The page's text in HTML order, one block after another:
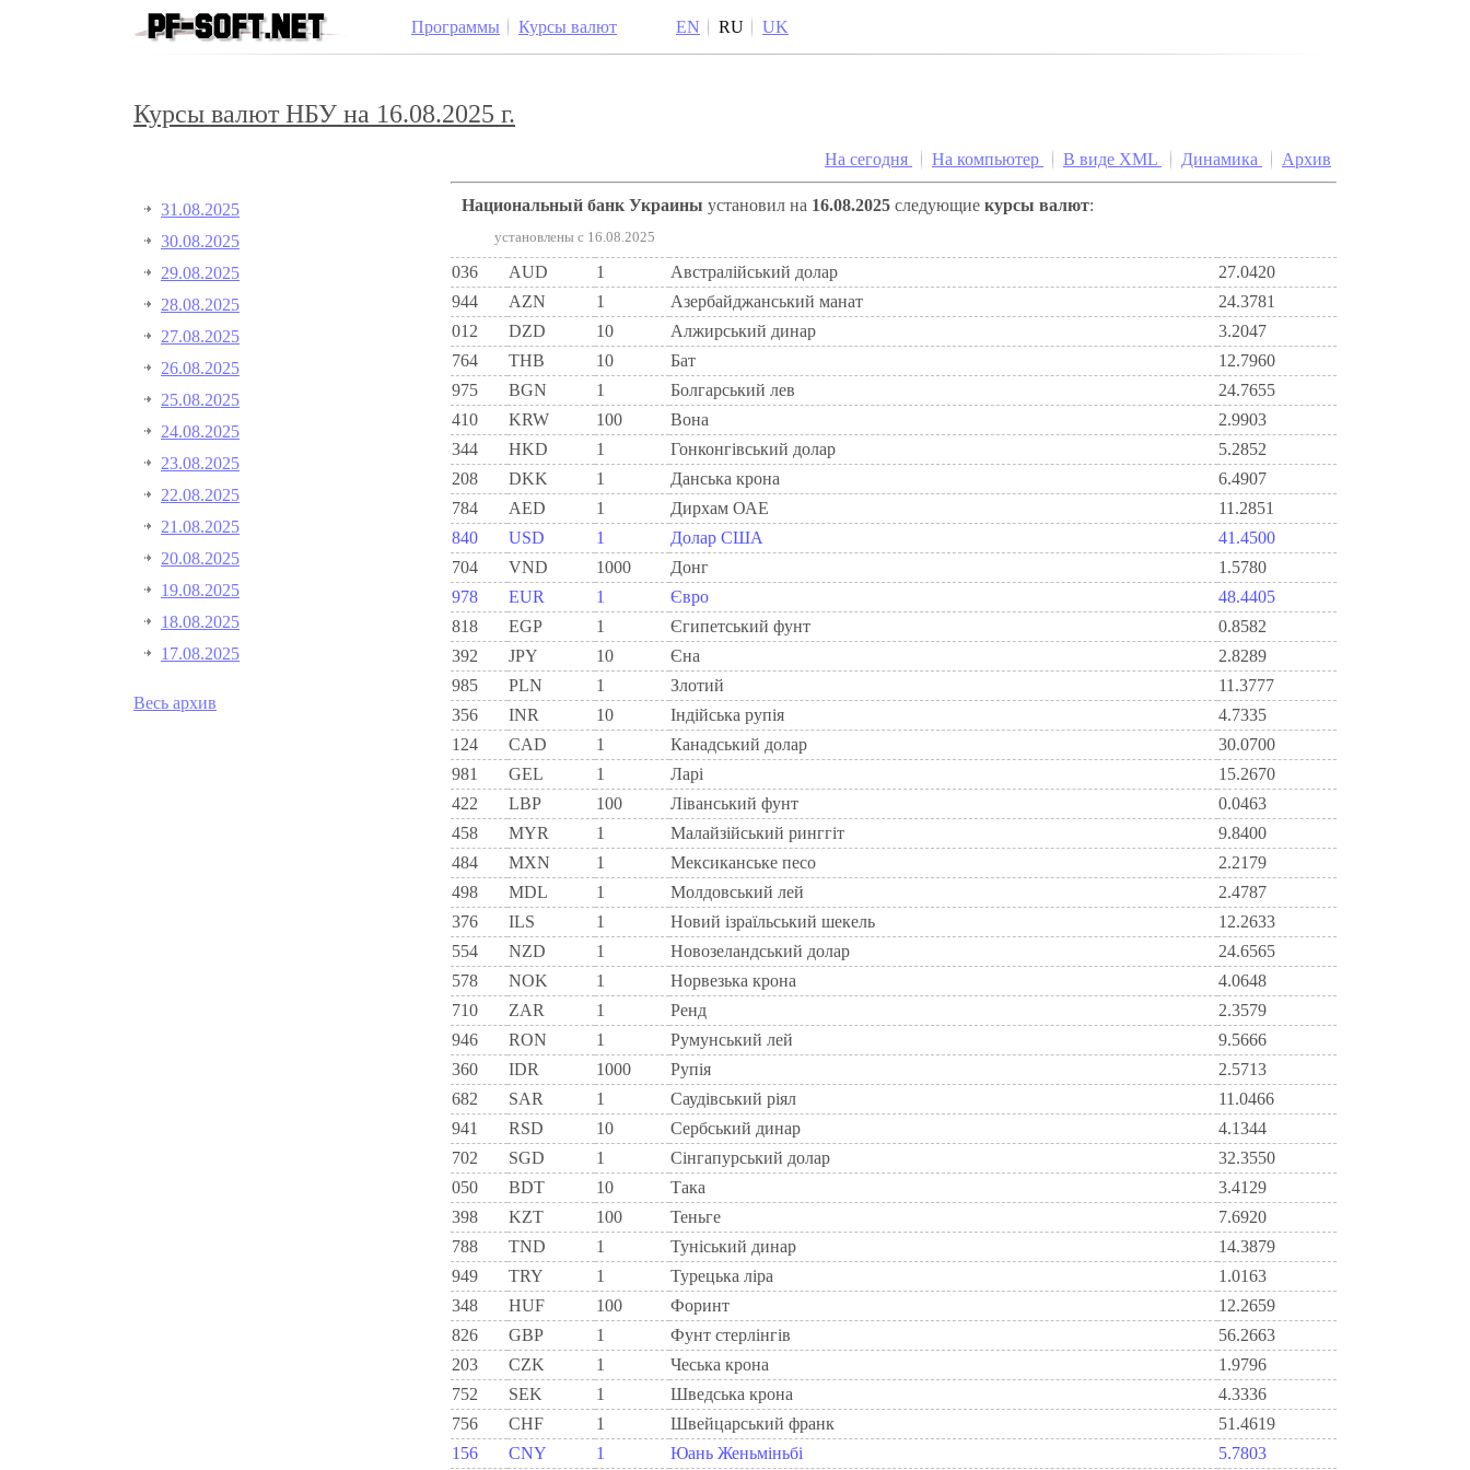
Программы Курсы валют EN RU UK
Курсы валют НБУ на 16.08.2025 г.
31.08.2025
30.08.2025
29.08.2025
28.08.2025
27.08.2025
26.08.2025
25.08.2025
24.08.2025
23.08.2025
22.08.2025
21.08.2025
20.08.2025
19.08.2025
18.08.2025
17.08.2025
Весь архив
На сегодня На компьютер В виде XML Динамика Архив
Национальный банк Украины установил на 16.08.2025 следующие курсы валют:
установлены c 16.08.2025
036 AUD 1 Австралійський долар
27.0420
944
AZN 1 Азербайджанський манат
24.3781
012
DZD 10 Алжирський динар
3.2047
764
THB 10 Бат
12.7960
975
BGN 1 Болгарський лев
24.7655
410
KRW 100 Вона
2.9903
344
HKD 1 Гонконгівський долар
5.2852
208
DKK 1 Данська крона
6.4907
784
AED 1 Дирхам ОАЕ
11.2851
840
USD 1 Долар США
41.4500
704
VND 1000 Донг
1.5780
978
EUR 1 Євро
48.4405
818
EGP 1 Єгипетський фунт
0.8582
392
JPY 10 Єна
2.8289
985
PLN 1 Злотий
11.3777
356
INR 10 Індійська рупія
4.7335
124
CAD 1 Канадський долар
30.0700
981
GEL 1 Ларi
15.2670
422
LBP 100 Ліванський фунт
0.0463
458
MYR 1 Малайзійський ринггіт
9.8400
484
MXN 1 Мексиканське песо
2.2179
498
MDL 1 Молдовський лей
2.4787
376
ILS 1 Новий ізраїльський шекель
12.2633
554
NZD 1 Новозеландський долар
24.6565
578
NOK 1 Норвезька крона
4.0648
710
ZAR 1 Ренд
2.3579
946
RON 1 Румунський лей
9.5666
360
IDR 1000 Рупія
2.5713
682
SAR 1 Саудівський ріял
11.0466
941
RSD 10 Сербський динар
4.1344
702
SGD 1 Сінгапурський долар
32.3550
050
BDT 10 Така
3.4129
398
KZT 100 Теньге
7.6920
788
TND 1 Туніський динар
14.3879
949
TRY 1 Турецька ліра
1.0163
348
HUF 100 Форинт
12.2659
826
GBP 1 Фунт стерлінгів
56.2663
203
CZK 1 Чеська крона
1.9796
752
SEK 1 Шведська крона
4.3336
756
CHF 1 Швейцарський франк
51.4619
156
CNY 1 Юань Женьміньбі 5.7803